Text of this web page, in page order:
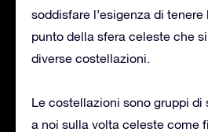
soddisfare l’esigenza di
punto della sfera celeste che
diverse costellazioni.
Le costellazioni sono gruppi di
a noi sulla volta celeste come